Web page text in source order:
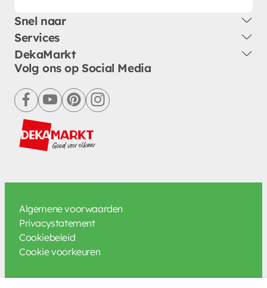
Snel naar
Services
DekaMarkt
Volg ons op Social Media
facebookyoutubepinterestinstagram
Algemene voorwaarden
Privacystatement
Cookiebeleid
Cookie voorkeuren